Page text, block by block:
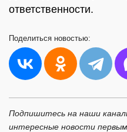
ответственности.
Поделиться новостью:
Подпишитесь на наши
интересные новости первым